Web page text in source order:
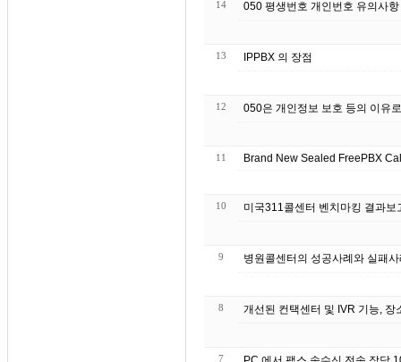
14 050 평생번호 개인번호 유의사항
13 IPPBX 의 장점
12 050은 개인정보 보호 등의 이유
11
10 미국311콜센터 벤치마킹 결과보
9 병원콜센터의 성공사례와 실패
8 개선된 컨택센터 및 IVR 기능, 장
7